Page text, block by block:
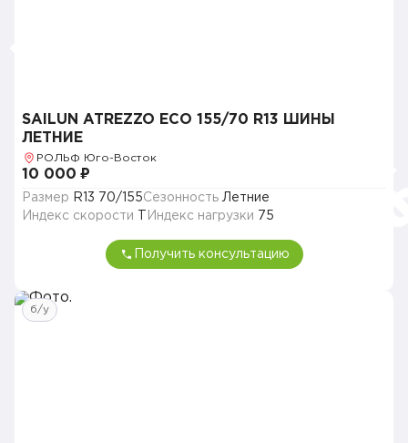
SAILUN ATREZZO ECO 155/70 R13 ШИНЫ
ЛЕТНИЕ
РОЛЬФ Юго-Восток
10 000 ₽
Размер R13 70/155Сезонность Летние
Индекс скорости
Индекс нагрузки 75
Получить консультацию
б/у